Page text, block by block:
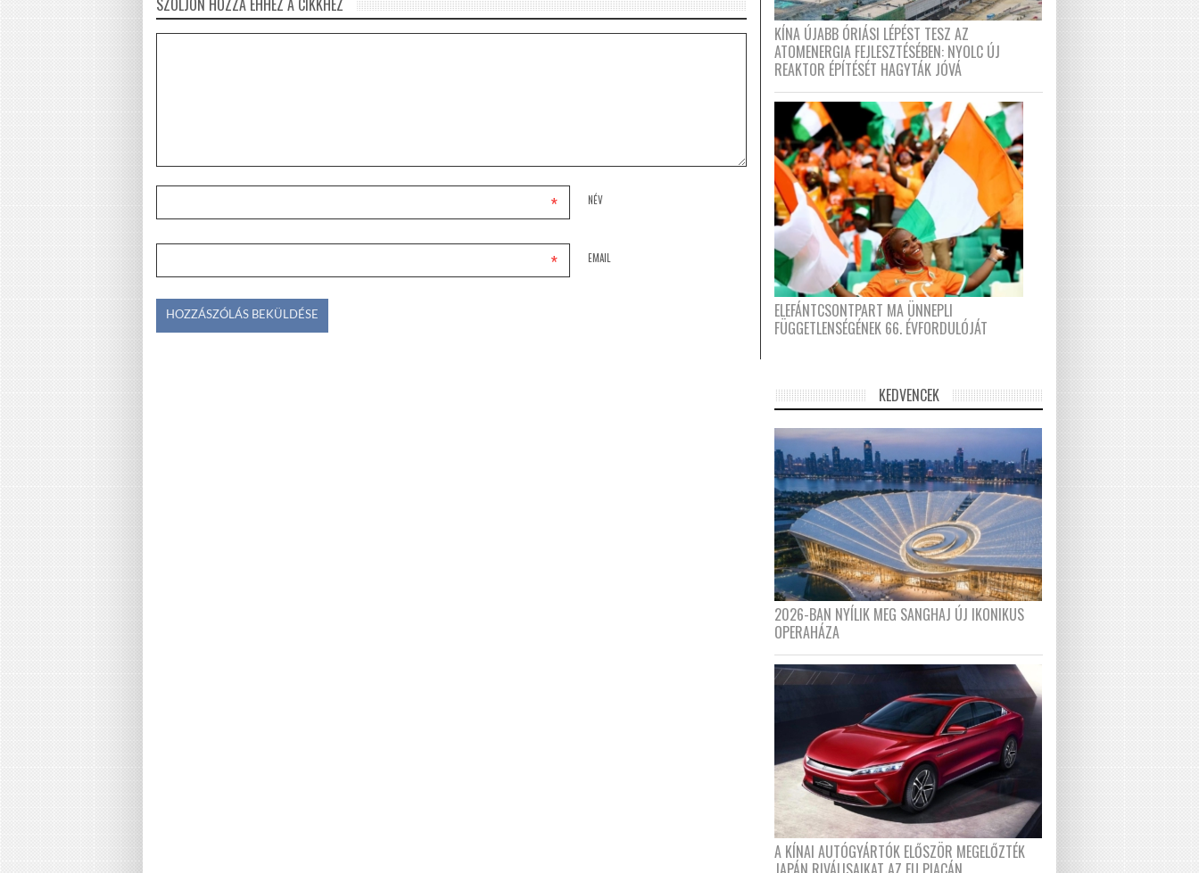
NÉV
*
EMAIL
*
KÍNA ÚJABB ÓRIÁSI LÉPÉST TESZ AZ
ATOMENERGIA FEJLESZTÉSÉBEN: NYOLC ÚJ
REAKTOR ÉPÍTÉSÉT HAGYTÁK JÓVÁ
ELEFÁNTCSONTPART MA ÜNNEPLI
FÜGGETLENSÉGÉNEK 66. ÉVFORDULÓJÁT
KEDVENCEK
2026-BAN NYÍLIK MEG SANGHAJ ÚJ IKONIKUS
OPERAHÁZA
A KÍNAI AUTÓGYÁRTÓK ELŐSZÖR MEGELŐZTÉK